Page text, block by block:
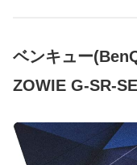
ベンキュー
ZOWIE G-SR-SE